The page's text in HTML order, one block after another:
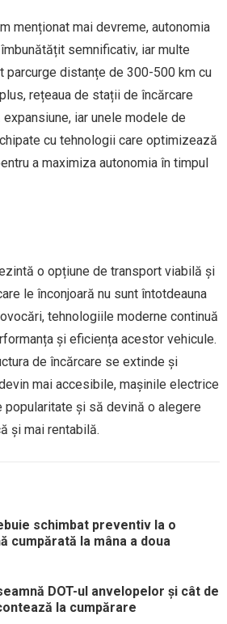
menționat mai devreme, autonomia
semnificativ, iar multe
parcurge distanțe de 300-500 km cu
rețeaua de stații de încărcare
iar unele modele de
cu tehnologii care optimizează
a maximiza autonomia în timpul
o opțiune de transport viabilă și
le înconjoară nu sunt întotdeauna
tehnologiile moderne continuă
și eficiența acestor vehicule.
de încărcare se extinde și
mai accesibile, mașinile electrice
popularitate și să devină o alegere
și mai rentabilă.
schimbat preventiv la o
cumpărată la mâna a doua
DOT-ul anvelopelor și cât de
la cumpărare